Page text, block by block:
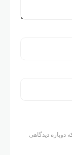
دوباره دیدگاهی